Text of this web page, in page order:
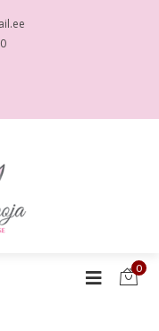
0